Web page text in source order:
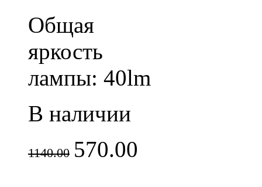
Общая
яркость
лампы: 40lm
В наличии
1140.00 570.00